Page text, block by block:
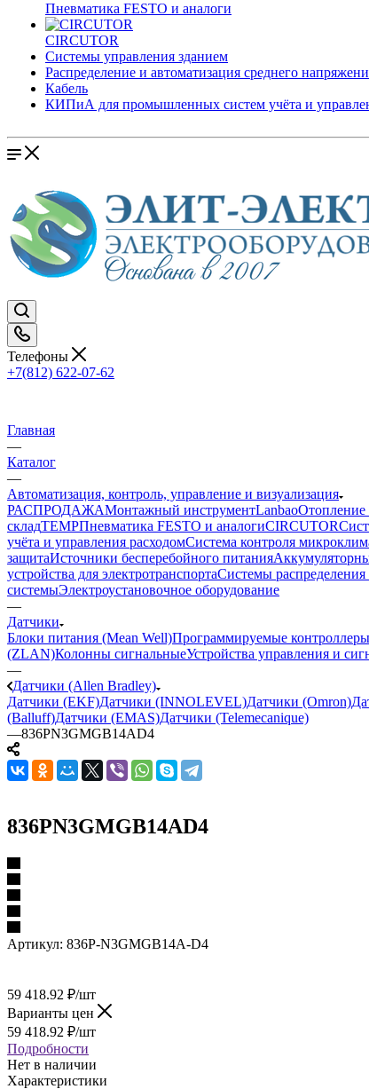
Пневматика FESTO и аналоги
CIRCUTOR
Системы управления зданием
Распределение и автоматизация среднего
Кабель
КИПиА для промышленных систем учёта и
Телефоны
+7(812) 622-07-62
Главная
—
Каталог
—
Автоматизация, контроль, управление и визуализация
РАСПРОДАЖАМонтажный инструментLanbaoОтопление
складTEMPПневматика FESTO и аналогиCIRCUTOR
учёта и управления расходомСистема контроля
защитаИсточники бесперебойного питания
устройства для электротранспортаСистемы
системыЭлектроустановочное оборудование
—
Датчики
Блоки питания (Mean Well)Программируемые
(ZLAN)Колонны сигнальныеУстройства управления и
—
Датчики (Allen Bradley)
Датчики (EKF)Датчики (INNOLEVEL)Датчики (Omron)
(Balluff)Датчики (EMAS)Датчики (Telemecanique)
—836PN3GMGB14AD4
836PN3GMGB14AD4
Артикул: 836P-N3GMGB14A-D4
59 418.92 ₽/шт
Варианты цен
59 418.92 ₽/шт
Подробности
Нет в наличии
Характеристики